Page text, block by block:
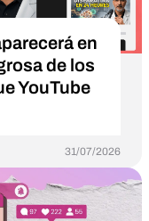
en
de los
YouTube
31/07/2026